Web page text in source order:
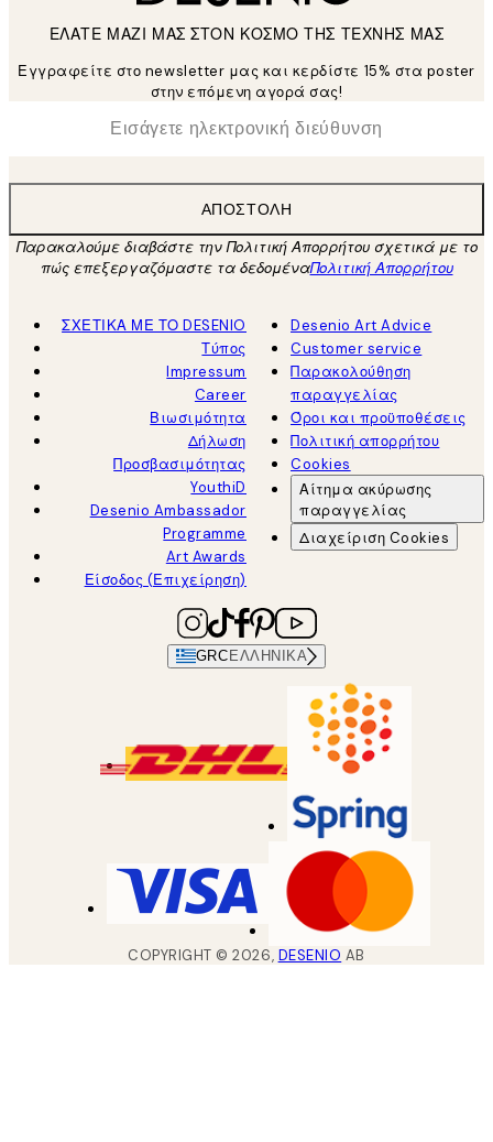
ΕΛΑΤΕ ΜΑΖΙ ΜΑΣ ΣΤΟΝ ΚΟΣΜΟ ΤΗΣ ΤΕΧΝΗΣ ΜΑΣ
Εγγραφείτε στο newsletter μας και κερδίστε 15% στα poster
στην επόμενη αγορά σας!
Ηλεκτρονική Διεύθυνση
ΑΠΟΣΤΟΛΉ
Παρακαλούμε διαβάστε την Πολιτική Απορρήτου σχετικά με το
πώς επεξεργαζόμαστε τα δεδομέναΠολιτική Απορρήτου
ΣΧΕΤΙΚΑ ΜΕ ΤΟ DESENIO
Τύπος
Impressum
Career
Βιωσιμότητα
Δήλωση
Προσβασιμότητας
YouthiD
Desenio Ambassador
Programme
Art Awards
Είσοδος (Επιχείρηση)
Desenio Art Advice
Customer service
Παρακολούθηση
παραγγελίας
Όροι και προϋποθέσεις
Πολιτική απορρήτου
Cookies
Αίτημα ακύρωσης
παραγγελίας
Διαχείριση Cookies
GRC ΕΛΛΗΝΙΚΆ
COPYRIGHT ©2026, DESENIO AB